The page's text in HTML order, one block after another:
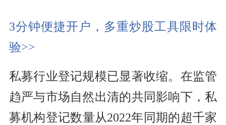
3分钟便捷开户，多重炒股工具限时体
验>>
私募行业登记规模已显著收缩。在监管
趋严与市场自然出清的共同影响下，私
募机构登记数量从2022年同期的超千家